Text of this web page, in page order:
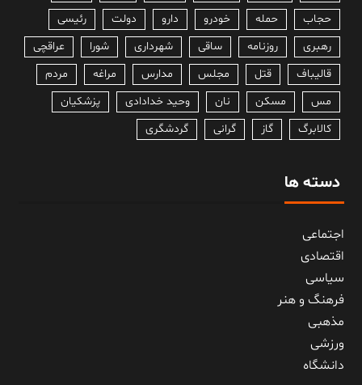
حجاب
حمله خودرو دارو دولت
رئیسی
رهبری
روزنامه ساقی شهرداری شورا
عراقچی
قالیباف
قتل مجلس مدارس مراغه
مردم
مس
مسکن نان وحید خدادادی
پزشکیان
کالابرگ
گاز گرانی گردشگری
دسته ها
اجتماعی
اقتصادی
سیاسی
فرهنگ و هنر
مذهبی
ورزشی
دانشگاه